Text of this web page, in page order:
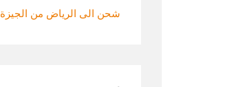
شحن الى الرياض من الجيزة